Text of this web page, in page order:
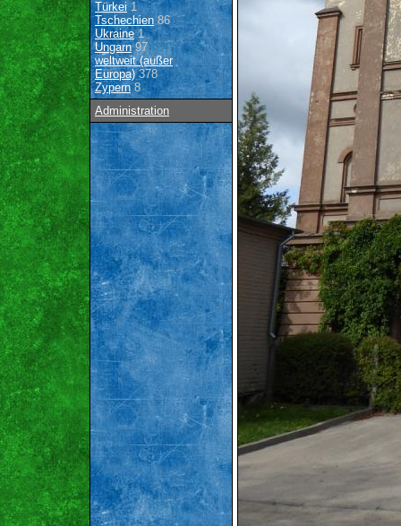
Türkei1
Tschechien 86
Ukraine1
Ungarn97
weltweit (außer
Europa)378
Zypern8
Administration